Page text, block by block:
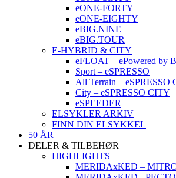
eONE-FORTY
eONE-EIGHTY
eBIG.NINE
eBIG.TOUR
E-HYBRID & CITY
eFLOAT – ePowered by
Sport – eSPRESSO
All Terrain – eSPRESSO
City – eSPRESSO CITY
eSPEEDER
ELSYKLER ARKIV
FINN DIN ELSYKKEL
50 ÅR
DELER & TILBEHØR
HIGHLIGHTS
MERIDAxKED –